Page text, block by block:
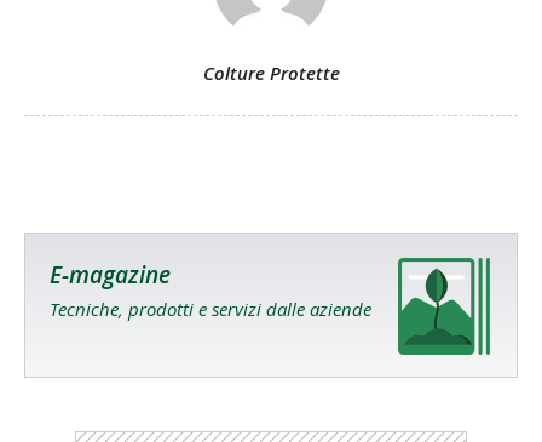
Colture Protette
E-magazine
Tecniche, prodotti e servizi dalle aziende